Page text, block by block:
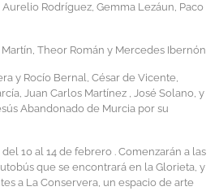
Rodríguez, Gemma Lezáun, Paco
Theor Román y Mercedes Ibernón
y Rocío Bernal, César de Vicente,
Juan Carlos Martínez , José Solano, y
Abandonado de Murcia por su
10 al 14 de febrero . Comenzarán a las
que se encontrará en la Glorieta, y
a La Conservera, un espacio de arte